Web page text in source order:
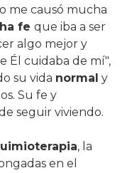
me causó mucha
fe que iba a ser
algo mejor y
Él cuidaba de mí",
su vida normal y
Su fe y
seguir viviendo.
, la
en el